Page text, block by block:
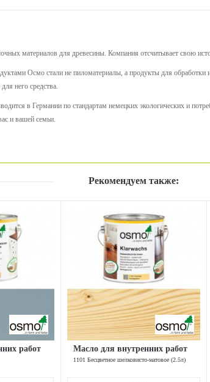
материалов для древесины. Компания отсчитывает свою
Осмо стали не пиломатериалы, а продукты для
него средства.
в Германии по стандартам немецких экологических и
и вашей семьи.
Рекомендуем также:
работ Масло для внутренних работ
1101 Бесцветное шелковисто-матовое (2.5л)